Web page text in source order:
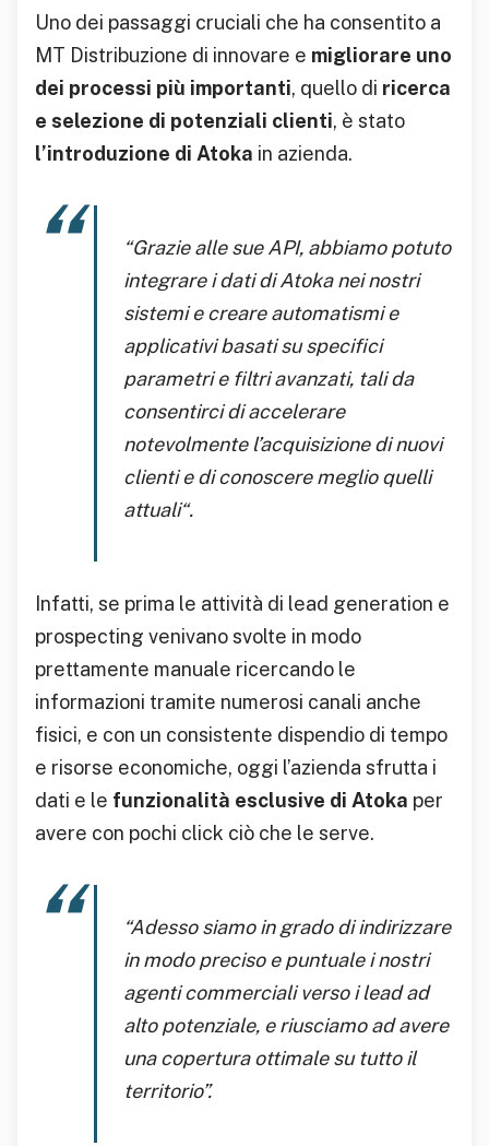
Uno dei passaggi cruciali che ha consentito a
MT Distribuzione di innovare e migliorare uno
dei processi più importanti, quello di ricerca
e selezione di potenziali clienti, è stato
l’introduzione di Atoka in azienda.
“Grazie alle sue API, abbiamo potuto
integrare i dati di Atoka nei nostri
sistemi e creare automatismi e
applicativi basati su specifici
parametri e filtri avanzati, tali da
consentirci di accelerare
notevolmente l’acquisizione di nuovi
clienti e di conoscere meglio quelli
attuali“.
Infatti, se prima le attività di lead generation e
prospecting venivano svolte in modo
prettamente manuale ricercando le
informazioni tramite numerosi canali anche
fisici, e con un consistente dispendio di tempo
e risorse economiche, oggi l’azienda sfrutta i
dati e le funzionalità esclusive di Atoka per
avere con pochi click ciò che le serve.
“Adesso siamo in grado di indirizzare
in modo preciso e puntuale i nostri
agenti commerciali verso i lead ad
alto potenziale, e riusciamo ad avere
una copertura ottimale su tutto il
territorio”.